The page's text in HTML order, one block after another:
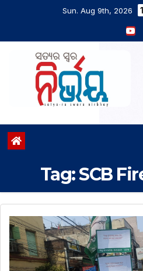
Sun. Aug 9th, 2026
Tag:SCB